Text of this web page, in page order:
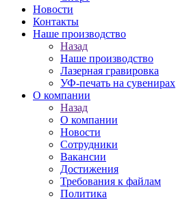
Новости
Контакты
Наше производство
Назад
Наше производство
Лазерная гравировка
УФ-печать на сувенирах
О компании
Назад
О компании
Новости
Сотрудники
Вакансии
Достижения
Требования к файлам
Политика